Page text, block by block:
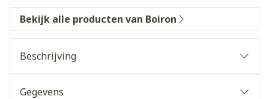
Bekijk alle producten van Boiron
Beschrijving
Gegevens